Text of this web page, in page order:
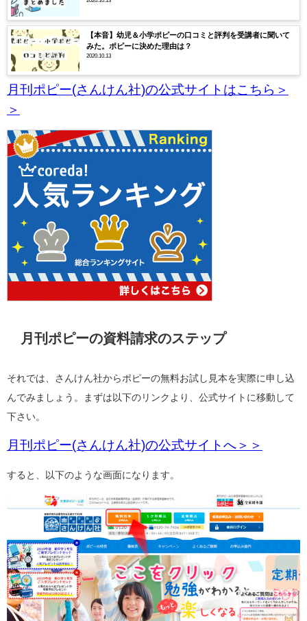
【本音】幼児＆小学ポピーの口コミと評判を受講者に聞いて
みた。ポピーに決めた理由は？
2020.10.13
月刊ポピー(さんけん社)の公式サイトはこちら＞
＞
月刊ポピーの資料請求のステップ
それでは、さんけん社からポピーの無料お試し見本を実際に申し込
んでみましょう。まずは以下のリンクより、公式サイトに移動して
下さい。
月刊ポピー(さんけん社)の公式サイトへ＞＞
すると、以下のような画面になります。